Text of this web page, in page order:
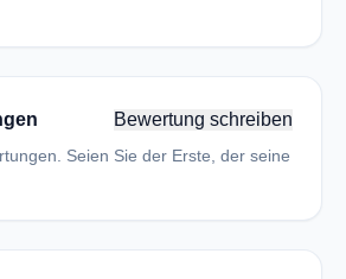
Bewertung schreiben
Seien Sie der Erste, der seine